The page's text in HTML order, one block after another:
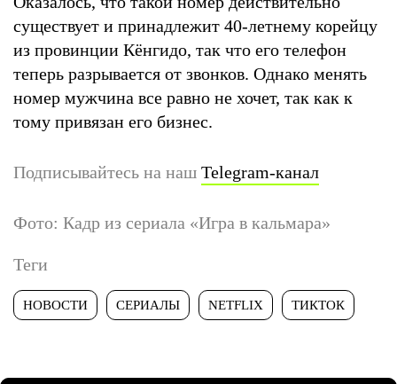
существует и принадлежит 40-летнему корейцу
из провинции Кёнгидо, так что его телефон
теперь разрывается от звонков. Однако менять
номер мужчина все равно не хочет, так как к
тому привязан его бизнес.
Подписывайтесь на наш Telegram-канал
Фото: Кадр из сериала «Игра в кальмара»
Теги
НОВОСТИ СЕРИАЛЫ NETFLIX ТИКТОК